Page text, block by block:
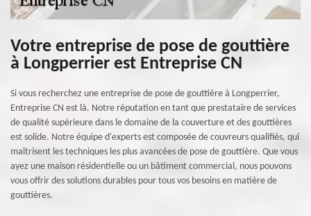
Votre entreprise de pose de gouttière
à Longperrier est Entreprise CN
Si vous recherchez une entreprise de pose de gouttière à Longperrier,
Entreprise CN est là. Notre réputation en tant que prestataire de services
de qualité supérieure dans le domaine de la couverture et des gouttières
est solide. Notre équipe d'experts est composée de couvreurs qualifiés, qui
maîtrisent les techniques les plus avancées de pose de gouttière. Que vous
ayez une maison résidentielle ou un bâtiment commercial, nous pouvons
vous offrir des solutions durables pour tous vos besoins en matière de
gouttières.